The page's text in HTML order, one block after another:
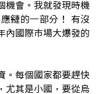
機會。我就發現時機
鏈的一部分！ 有沒
內國際市場大爆發的
。每個國家都要趕快
尤其是小國，要從烏